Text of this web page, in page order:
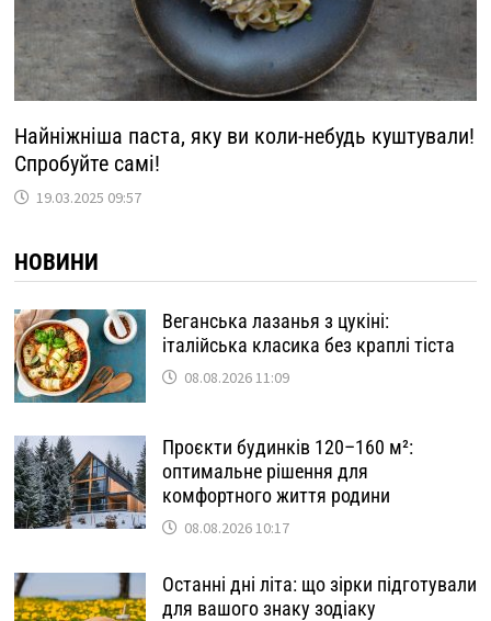
Найніжніша паста, яку ви коли-небудь куштували!
Спробуйте самі!
19.03.2025 09:57
НОВИНИ
Веганська лазанья з цукіні:
італійська класика без краплі тіста
08.08.2026 11:09
Проєкти будинків 120–160 м²:
оптимальне рішення для
комфортного життя родини
08.08.2026 10:17
Останні дні літа: що зірки підготували
для вашого знаку зодіаку